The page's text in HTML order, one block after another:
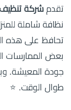
تقدم شركة
نظافة شاملة
تحافظ على هذه
بعض الممارسات
جودة المعيشة.
طوال الوقت. ⭐